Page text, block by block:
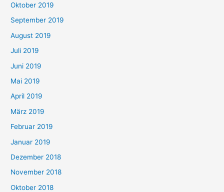
Oktober 2019
September 2019
August 2019
Juli 2019
Juni 2019
Mai 2019
April 2019
März 2019
Februar 2019
Januar 2019
Dezember 2018
November 2018
Oktober 2018